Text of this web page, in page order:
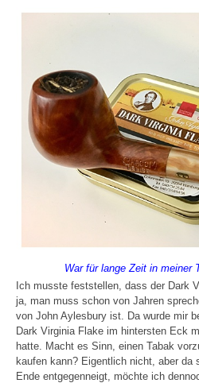
War für lange Zeit in meiner
Ich musste feststellen, dass der Dark
ja, man muss schon von Jahren
von John Aylesbury ist. Da wurde mir
Dark Virginia Flake im hintersten Eck
hatte. Macht es Sinn, einen Tabak
kaufen kann? Eigentlich nicht, aber da
Ende entgegenneigt, möchte ich